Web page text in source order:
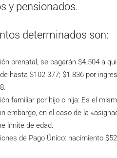
y pensionados.
determinados son:
prenatal, se pagarán $4.504 a
hasta $102.377; $1.836 por
familiar por hijo o hija: Es el
embargo, en el caso de la
límite de edad.
de Pago Único: nacimiento